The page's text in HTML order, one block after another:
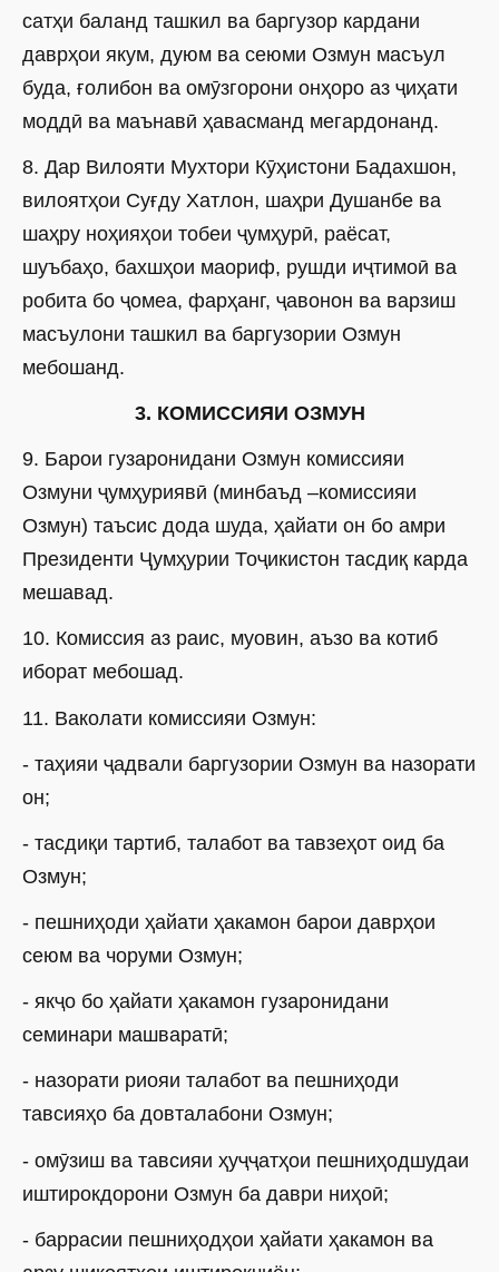
сатҳи баланд ташкил ва баргузор кардани
даврҳои якум, дуюм ва сеюми Озмун масъул
буда, ғолибон ва омӯзгорони онҳоро аз ҷиҳати
моддӣ ва маънавӣ ҳавасманд мегардонанд.
8. Дар Вилояти Мухтори Кӯҳистони Бадахшон,
вилоятҳои Суғду Хатлон, шаҳри Душанбе ва
шаҳру ноҳияҳои тобеи ҷумҳурӣ, раёсат,
шуъбаҳо, бахшҳои маориф, рушди иҷтимоӣ ва
робита бо ҷомеа, фарҳанг, ҷавонон ва варзиш
масъулони ташкил ва баргузории Озмун
мебошанд.
3. КОМИССИЯИ ОЗМУН
9. Барои гузаронидани Озмун комиссияи
Озмуни ҷумҳуриявӣ (минбаъд –комиссияи
Озмун) таъсис дода шуда, ҳайати он бо амри
Президенти Ҷумҳурии Тоҷикистон тасдиқ карда
мешавад.
10. Комиссия аз раис, муовин, аъзо ва котиб
иборат мебошад.
11. Ваколати комиссияи Озмун:
- таҳияи ҷадвали баргузории Озмун ва назорати
он;
- тасдиқи тартиб, талабот ва тавзеҳот оид ба
Озмун;
- пешниҳоди ҳайати ҳакамон барои даврҳои
сеюм ва чоруми Озмун;
- якҷо бо ҳайати ҳакамон гузаронидани
семинари машваратӣ;
- назорати риояи талабот ва пешниҳоди
тавсияҳо ба довталабони Озмун;
- омӯзиш ва тавсияи ҳуҷҷатҳои пешниҳодшудаи
иштирокдорони Озмун ба даври ниҳоӣ;
- баррасии пешниҳодҳои ҳайати ҳакамон ва